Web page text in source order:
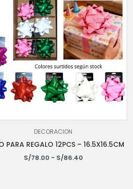
DECORACION
PARA REGALO 12PCS – 16.5X16.5CM
S/78.00 - S/86.40